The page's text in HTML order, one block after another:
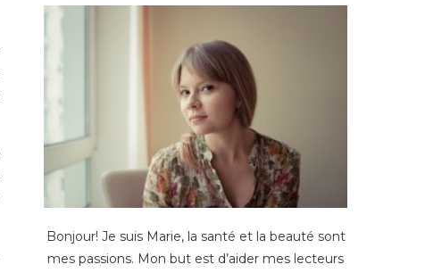
Bonjour! Je suis Marie, la santé et la beauté sont
mes passions. Mon but est d’aider mes lecteurs